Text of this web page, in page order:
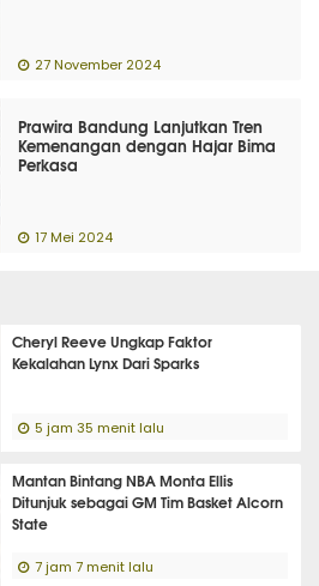
27 November 2024
Prawira Bandung Lanjutkan Tren
Kemenangan dengan Hajar Bima
Perkasa
17 Mei 2024
Cheryl Reeve Ungkap Faktor
Kekalahan Lynx Dari Sparks
5 jam 35 menit lalu
Mantan Bintang NBA Monta Ellis
Ditunjuk sebagai GM Tim Basket Alcorn
State
7 jam 7 menit lalu